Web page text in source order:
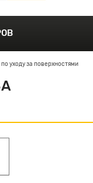
уходу за поверхностями